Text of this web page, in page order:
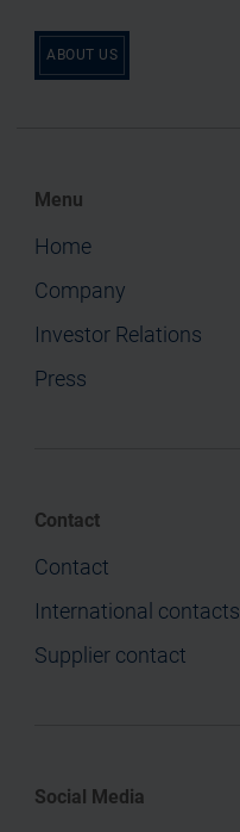
ABOUT US
Menu
Home
Company
Investor Relations
Press
Contact
Contact
International contacts
Supplier contact
Social Media